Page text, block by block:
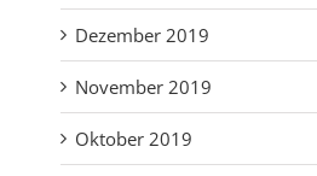
Dezember 2019
November 2019
Oktober 2019